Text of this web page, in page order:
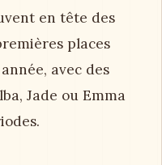
en tête des
places
avec des
Jade ou Emma